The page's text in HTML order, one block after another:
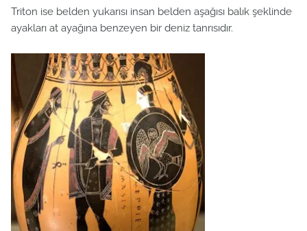
Triton ise belden yukarısı insan belden aşağısı balık şeklinde
ayakları at ayağına benzeyen bir deniz tanrısıdır.